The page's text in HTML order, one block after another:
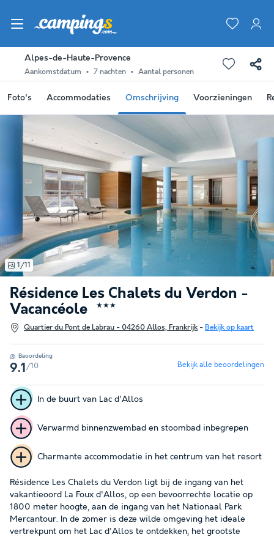
Alpes-de-Haute-Provence
Aankomstdatum 7 nachten Aantal personen
Foto's Accommodaties Omschrijving Voorzieningen
Résidence Les Chalets du Verdon -
Vacancéole
★★★
Quartier du Pont de Labrau - 04260 Allos, Frankrijk- Bekijk op kaart
1/11
Beoordeling
9.1 /10 Bekijk alle beoordelingen
In de buurt van Lac d'Allos
Verwarmd binnenzwembad en stoombad inbegrepen
Charmante accommodatie in het centrum van het resort
Résidence Les Chalets du Verdon ligt bij de ingang van het
vakantieoord La Foux d'Allos, op een bevoorrechte locatie op
1800 meter hoogte, aan de ingang van het Nationaal Park
Mercantour. In de zomer is deze wilde omgeving het ideale
vertrekpunt om het Lac d'Allos te ontdekken, het grootste